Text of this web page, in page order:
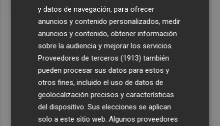
y datos de navegación, para ofrecer
anuncios y contenido personalizados, medir
anuncios y contenido, obtener información
sobre la audiencia y mejorar los servicios.
Proveedores de terceros (1913) también
pueden procesar sus datos para estos y
otros fines, incluido el uso de datos de
geolocalización precisos y características
del dispositivo. Sus elecciones se aplican
solo a este sitio web. Algunos proveedores